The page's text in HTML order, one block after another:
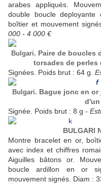
arabes appliqués.
double boucle
boîtier et mouvement
000 - 4 000 €
Bulgari. Paire de boucles
torsades de perles
Signées. Poids brut : 64 g.
Bulgari. Bague jonc en or
d'un
Signée. Poids brut : 8 g -
BULGARI
Montre bracelet en or,
avec index et chiffres
Aiguilles bâtons or.
boucle ardillon en or
mouvement signés. Diam :